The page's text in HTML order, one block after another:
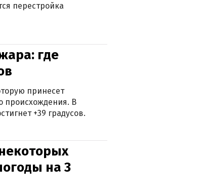
перестройка
где
принесет
происхождения. В
+39 градусов.
на 3